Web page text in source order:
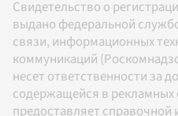
Свидетельство о
выдано федеральной
связи, информационных
коммуникаций
несет ответственности за
содержащейся в рекламных
предоставляет